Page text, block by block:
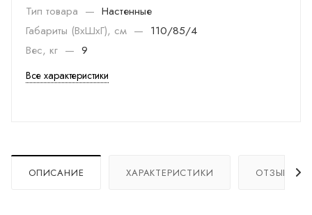
Тип товара — Настенные
Габариты (ВхШхГ), см — 110/85/4
Вес, кг — 9
Все характеристики
ОПИСАНИЕ ХАРАКТЕРИСТИКИ ОТЗЫВЫ